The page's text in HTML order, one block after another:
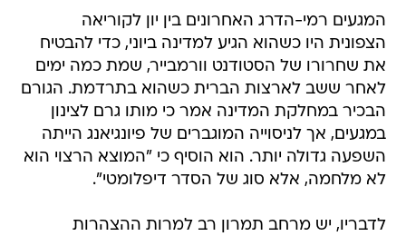
המגעים רמי-הדרג האחרונים בין יון לקוריאה
הצפונית היו כשהוא הגיע למדינה ביוני, כדי להבטיח
את שחרורו של הסטודנט וורמבייר, שמת כמה ימים
לאחר ששב לארצות הברית כשהוא בתרדמת. הגורם
הבכיר במחלקת המדינה אמר כי מותו גרם לצינון
במגעים, אך לניסוייה המוגברים של פיונגיאנג הייתה
השפעה גדולה יותר. הוא הוסיף כי "המוצא הרצוי הוא
לא מלחמה, אלא סוג של הסדר דיפלומטי".
לדבריו, יש מרחב תמרון רב למרות ההצהרות